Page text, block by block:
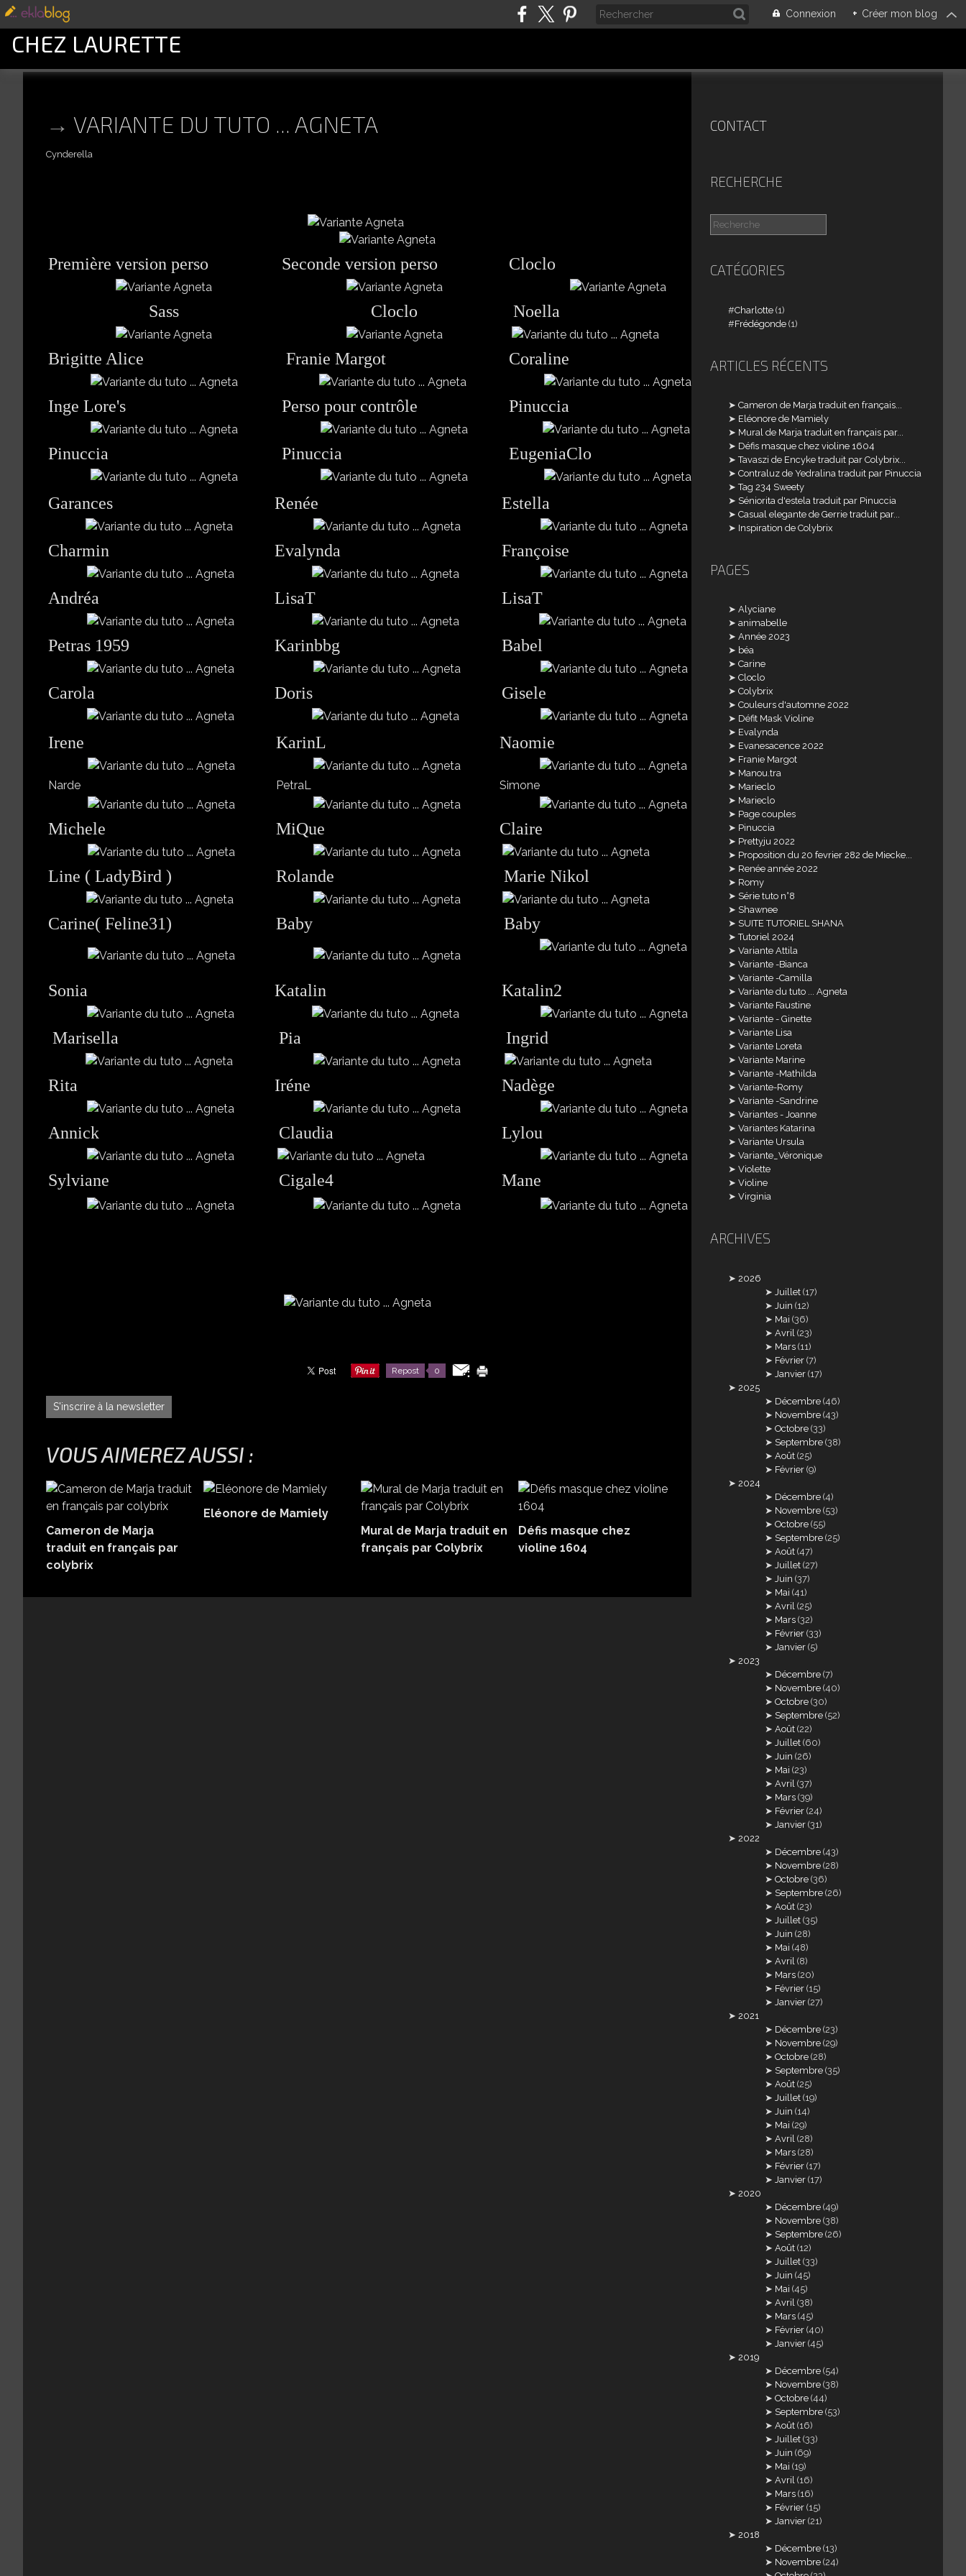
Connexion + Créer mon blog
CHEZ LAURETTE
VARIANTE DU TUTO ... AGNETA
Cynderella
Première version perso Seconde version perso Cloclo
Sass Cloclo Noella
Brigitte Alice Franie Margot Coraline
Inge Lore's Perso pour contrôle Pinuccia
Pinuccia Pinuccia EugeniaClo
Garances Renée Estella
Charmin Evalynda Françoise
Andréa LisaT LisaT
Petras 1959 Karinbbg Babel
Carola Doris Gisele
Irene KarinL Naomie
Narde PetraL Simone
Michele MiQue Claire
Line ( LadyBird ) Rolande Marie Nikol
Carine( Feline31) Baby Baby
Sonia Katalin Katalin2
Marisella Pia Ingrid
Rita Iréne Nadège
Annick Claudia Lylou
Sylviane Cigale4 Mane
Repost 0
S'inscrire à la newsletter
VOUS AIMEREZ AUSSI :
Cameron de Marja
traduit en français par
colybrix
Eléonore de Mamiely
Mural de Marja traduit en
français par Colybrix
Défis masque chez
violine 1604
CONTACT
RECHERCHE
CATÉGORIES
Charlotte (1)
Frédégonde (1)
ARTICLES RÉCENTS
Cameron de Marja traduit en français...
Eléonore de Mamiely
Mural de Marja traduit en français par...
Défis masque chez violine 1604
Tavaszi de Encyke traduit par Colybrix...
Contraluz de Yedralina traduit par Pinuccia
Tag 234 Sweety
Séniorita d'estela traduit par Pinuccia
Casual elegante de Gerrie traduit par...
Inspiration de Colybrix
PAGES
Alyciane
animabelle
Année 2023
béa
Carine
Cloclo
Colybrix
Couleurs d'automne 2022
Défit Mask Violine
Evalynda
Evanesacence 2022
Franie Margot
Manou.tra
Marieclo
Marieclo
Page couples
Pinuccia
Prettyju 2022
Proposition du 20 fevrier 282 de Miecke...
Renée année 2022
Romy
Série tuto n°8
Shawnee
SUITE TUTORIEL SHANA
Tutoriel 2024
Variante Attila
Variante -Bianca
Variante -Camilla
Variante du tuto ... Agneta
Variante Faustine
Variante - Ginette
Variante Lisa
Variante Loreta
Variante Marine
Variante -Mathilda
Variante-Romy
Variante -Sandrine
Variantes - Joanne
Variantes Katarina
Variante Ursula
Variante_Véronique
Violette
Violine
Virginia
ARCHIVES
2026
Juillet (17)
Juin (12)
Mai (36)
Avril (23)
Mars (11)
Février (7)
Janvier (17)
2025
Décembre (46)
Novembre (43)
Octobre (33)
Septembre (38)
Août (25)
Février (9)
2024
Décembre (4)
Novembre (53)
Octobre (55)
Septembre (25)
Août (47)
Juillet (27)
Juin (37)
Mai (41)
Avril (25)
Mars (32)
Février (33)
Janvier (5)
2023
Décembre (7)
Novembre (40)
Octobre (30)
Septembre (52)
Août (22)
Juillet (60)
Juin (26)
Mai (23)
Avril (37)
Mars (39)
Février (24)
Janvier (31)
2022
Décembre (43)
Novembre (28)
Octobre (36)
Septembre (26)
Août (23)
Juillet (35)
Juin (28)
Mai (48)
Avril (8)
Mars (20)
Février (15)
Janvier (27)
2021
Décembre (23)
Novembre (29)
Octobre (28)
Septembre (35)
Août (25)
Juillet (19)
Juin (14)
Mai (29)
Avril (28)
Mars (28)
Février (17)
Janvier (17)
2020
Décembre (49)
Novembre (38)
Septembre (26)
Août (12)
Juillet (33)
Juin (45)
Mai (45)
Avril (38)
Mars (45)
Février (40)
Janvier (45)
2019
Décembre (54)
Novembre (38)
Octobre (44)
Septembre (53)
Août (16)
Juillet (33)
Juin (69)
Mai (19)
Avril (16)
Mars (16)
Février (15)
Janvier (21)
2018
Décembre (13)
Novembre (24)